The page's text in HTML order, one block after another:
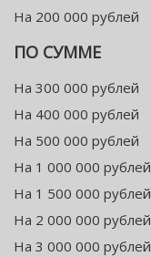
На 200 000 рублей
ПО СУММЕ
На 300 000 рублей
На 400 000 рублей
На 500 000 рублей
На 1 000 000 рублей
На 1 500 000 рублей
На 2 000 000 рублей
На 3 000 000 рублей